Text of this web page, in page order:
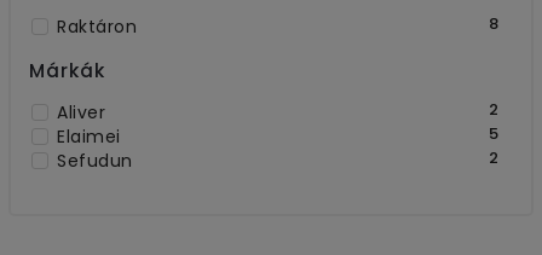
Raktáron 8
Márkák
Aliver 2
Elaimei 5
Sefudun 2